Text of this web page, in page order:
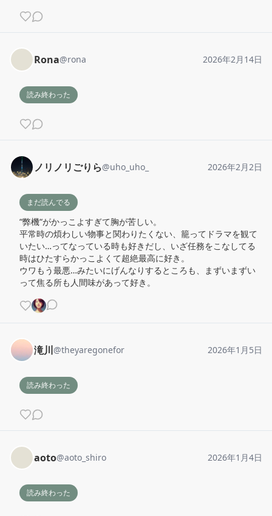
Rona@rona 2026年2月14日
読み終わった
ノリノリごりら@uho_uho_ 2026年2月2日
まだ読んでる
“弊機“がかっこよすぎて胸が苦しい。
平常時の煩わしい物事と関わりたくない、籠ってドラマを観て
いたい…ってなっている時も好きだし、いざ任務をこなしてる
時はひたすらかっこよくて超絶最高に好き。
ウワもう最悪…みたいにげんなりするところも、まずいまずい
って焦る所も人間味があって好き。
滝川@theyaregonefor 2026年1月5日
読み終わった
aoto@aoto_shiro 2026年1月4日
読み終わった